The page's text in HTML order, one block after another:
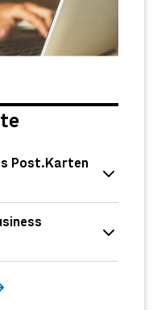
Post.Karten